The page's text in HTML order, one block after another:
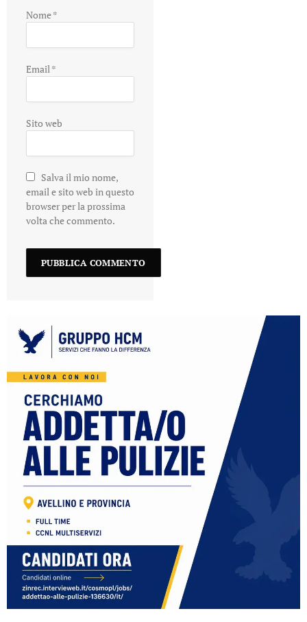
Nome*
Email*
Sito web
Salva il mio nome,
email e sito web in questo
browser per la prossima
volta che commento.